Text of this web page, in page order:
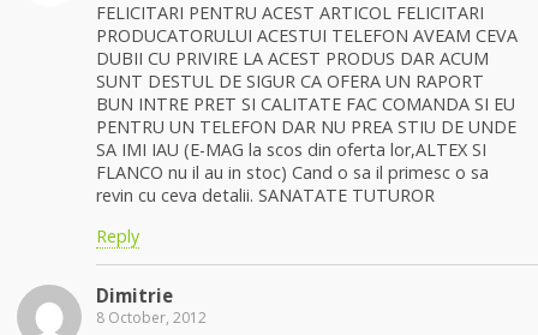
FELICITARI PENTRU ACEST ARTICOL FELICITARI
PRODUCATORULUI ACESTUI TELEFON AVEAM CEVA
DUBII CU PRIVIRE LA ACEST PRODUS DAR ACUM
SUNT DESTUL DE SIGUR CA OFERA UN RAPORT
BUN INTRE PRET SI CALITATE FAC COMANDA SI EU
PENTRU UN TELEFON DAR NU PREA STIU DE UNDE
SA IMI IAU (E-MAG la scos din oferta lor,ALTEX SI
FLANCO nu il au in stoc) Cand o sa il primesc o sa
revin cu ceva detalii. SANATATE TUTUROR
Reply
Dimitrie
8 October, 2012